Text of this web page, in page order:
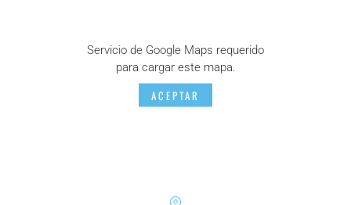
Servicio de Google Maps requerido
para cargar este mapa.
ACEPTAR